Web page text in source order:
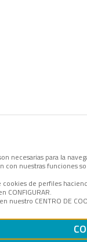
necesarias para la
con nuestras funciones
de perfiles
CONFIGURAR.
nuestro CENTRO DE